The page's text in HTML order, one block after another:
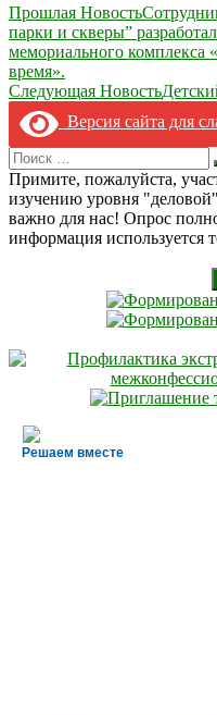
Навигация
по
записям
Прошлая Новость
парки и скверы”
мемориального
время».
Следующая Новость
Версия сайта для
Search
for:
Примите, пожалуйста,
изучению уровня
важно для нас! Опрос
информация используется
Решаем вместе